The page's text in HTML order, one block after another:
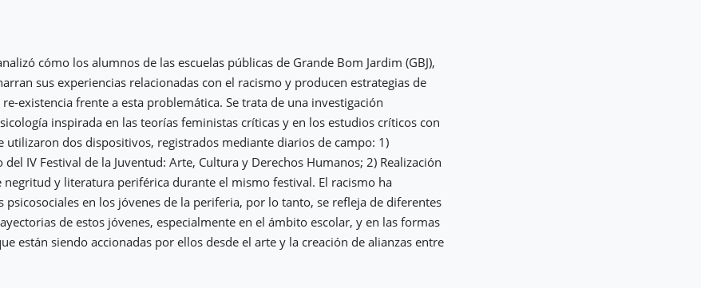
cómo los alumnos de las escuelas públicas de Grande Bom Jardim (GBJ),
sus experiencias relacionadas con el racismo y producen estrategias de
existencia frente a esta problemática. Se trata de una investigación
inspirada en las teorías feministas críticas y en los estudios críticos con
utilizaron dos dispositivos, registrados mediante diarios de campo: 1)
IV Festival de la Juventud: Arte, Cultura y Derechos Humanos; 2) Realización
negritud y literatura periférica durante el mismo festival. El racismo ha
psicosociales en los jóvenes de la periferia, por lo tanto, se refleja de diferentes
de estos jóvenes, especialmente en el ámbito escolar, y en las formas
están siendo accionadas por ellos desde el arte y la creación de alianzas entre